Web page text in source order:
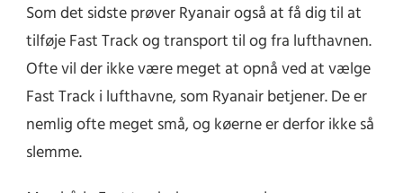
Som det sidste prøver Ryanair også at få dig til at
tilføje Fast Track og transport til og fra lufthavnen.
Ofte vil der ikke være meget at opnå ved at vælge
Fast Track i lufthavne, som Ryanair betjener. De er
nemlig ofte meget små, og køerne er derfor ikke så
slemme.